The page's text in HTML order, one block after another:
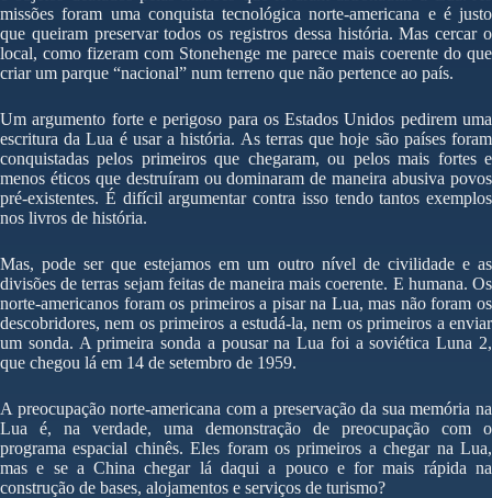
missões foram uma conquista tecnológica norte-americana e é justo
que queiram preservar todos os registros dessa história. Mas cercar o
local, como fizeram com Stonehenge me parece mais coerente do que
criar um parque “nacional” num terreno que não pertence ao país.
Um argumento forte e perigoso para os Estados Unidos pedirem uma
escritura da Lua é usar a história. As terras que hoje são países foram
conquistadas pelos primeiros que chegaram, ou pelos mais fortes e
menos éticos que destruíram ou dominaram de maneira abusiva povos
pré-existentes. É difícil argumentar contra isso tendo tantos exemplos
nos livros de história.
Mas, pode ser que estejamos em um outro nível de civilidade e as
divisões de terras sejam feitas de maneira mais coerente. E humana. Os
norte-americanos foram os primeiros a pisar na Lua, mas não foram os
descobridores, nem os primeiros a estudá-la, nem os primeiros a enviar
um sonda. A primeira sonda a pousar na Lua foi a soviética Luna 2,
que chegou lá em 14 de setembro de 1959.
A preocupação norte-americana com a preservação da sua memória na
Lua é, na verdade, uma demonstração de preocupação com o
programa espacial chinês. Eles foram os primeiros a chegar na Lua,
mas e se a China chegar lá daqui a pouco e for mais rápida na
construção de bases, alojamentos e serviços de turismo?